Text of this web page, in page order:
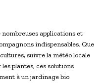
applications et
indispensables. Que
suivre la météo locale
plantes, ces solutions
à un jardinage bio